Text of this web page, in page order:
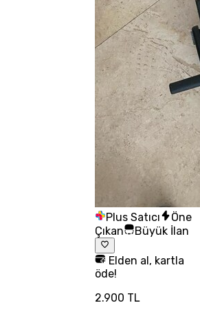
Plus Satıcı
Öne
Çıkan
Büyük İlan
Elden al, kartla
öde!
2.900 TL